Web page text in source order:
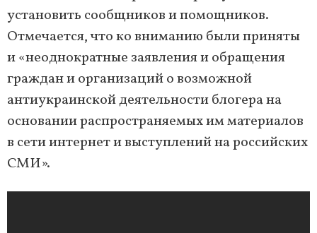
установить сообщников и помощников.
Отмечается, что ко вниманию были приняты
и «неоднократные заявления и обращения
граждан и организаций о возможной
антиукраинской деятельности блогера на
основании распространяемых им материалов
в сети интернет и выступлений на российских
СМИ».